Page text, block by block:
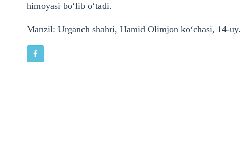
himoyasi bo‘lib o‘tadi.
Manzil: Urganch shahri, Hamid Olimjon ko‘chasi, 14-uy.